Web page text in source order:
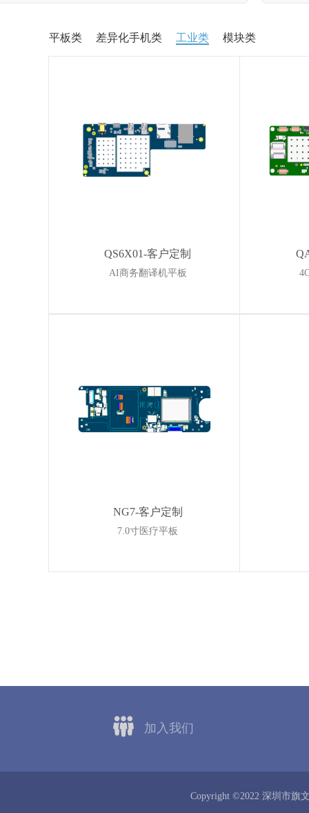
平板类 差异化手机类 工业类 模块类
QS6X01-客户定制
AI商务翻译机平板
NG7-客户定制
7.0寸医疗平板
加入我们
Copyright ©2022 深圳市旗